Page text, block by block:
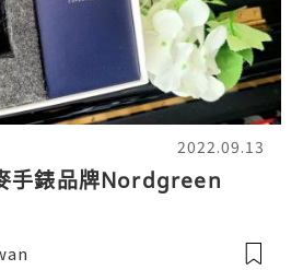
2022.09.13
手錶品牌Nordgreen